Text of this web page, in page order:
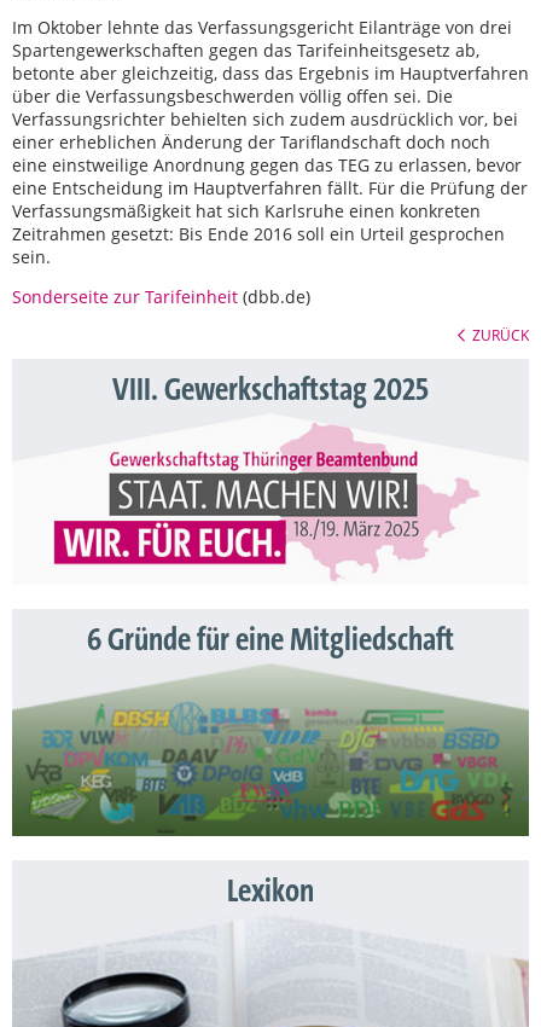
Im Oktober lehnte das Verfassungsgericht Eilanträge von drei
Spartengewerkschaften gegen das Tarifeinheitsgesetz ab,
betonte aber gleichzeitig, dass das Ergebnis im Hauptverfahren
über die Verfassungsbeschwerden völlig offen sei. Die
Verfassungsrichter behielten sich zudem ausdrücklich vor, bei
einer erheblichen Änderung der Tariflandschaft doch noch
eine einstweilige Anordnung gegen das TEG zu erlassen, bevor
eine Entscheidung im Hauptverfahren fällt. Für die Prüfung der
Verfassungsmäßigkeit hat sich Karlsruhe einen konkreten
Zeitrahmen gesetzt: Bis Ende 2016 soll ein Urteil gesprochen
sein.
Sonderseite zur Tarifeinheit (dbb.de)
ZURÜCK
VIII. Gewerkschaftstag 2025
6 Gründe für eine Mitgliedschaft
Lexikon